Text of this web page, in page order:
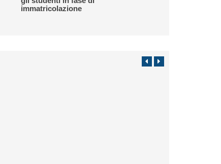
immatricolazione